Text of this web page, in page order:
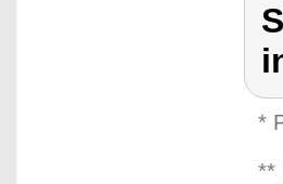
*
**